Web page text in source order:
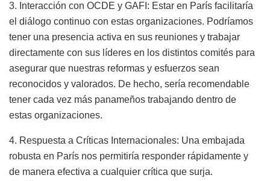
3. Interacción con OCDE y GAFI: Estar en París facilitaría
el diálogo continuo con estas organizaciones. Podríamos
tener una presencia activa en sus reuniones y trabajar
directamente con sus líderes en los distintos comités para
asegurar que nuestras reformas y esfuerzos sean
reconocidos y valorados. De hecho, sería recomendable
tener cada vez más panameños trabajando dentro de
estas organizaciones.
4. Respuesta a Críticas Internacionales: Una embajada
robusta en París nos permitiría responder rápidamente y
de manera efectiva a cualquier crítica que surja.